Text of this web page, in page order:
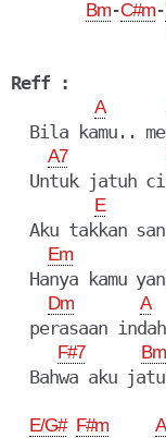
Bm-C#m-
Reff :
A
Bila kamu..
A7
Untuk jatuh
E
Aku takkan
Em
Hanya kamu
Dm A
perasaan
F#7 Bm
Bahwa aku
E/G# F#m